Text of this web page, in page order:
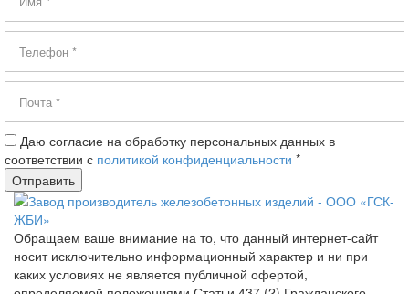
Даю согласие на обработку персональных данных в
соответствии с политикой конфиденциальности *
Обращаем ваше внимание на то, что данный интернет-сайт
носит исключительно информационный характер и ни при
каких условиях не является публичной офертой,